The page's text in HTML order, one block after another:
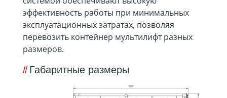
эффективность работы при минимальных
эксплуатационных затратах, позволяя
перевозить контейнер мультилифт разных
размеров.
Габаритные размеры